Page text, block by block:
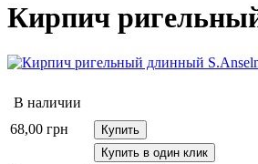
Кирпич
В наличии
68,00 грн
Купить
Купить в один клик